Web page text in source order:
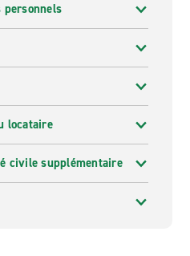
locataire
civile supplémentaire